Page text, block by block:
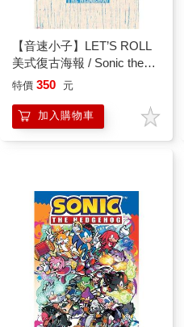
【音速小子】LET’S ROLL
美式復古海報 / Sonic the
Hedgehog
特價 350 元
加入購物車